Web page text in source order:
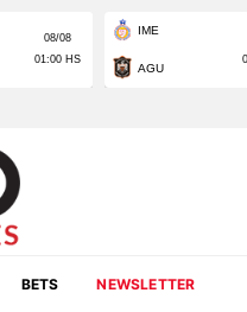
BETS NEWSLETTER